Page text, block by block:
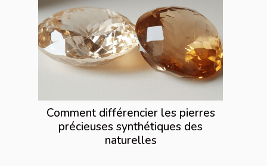
Comment différencier les pierres
précieuses synthétiques des
naturelles